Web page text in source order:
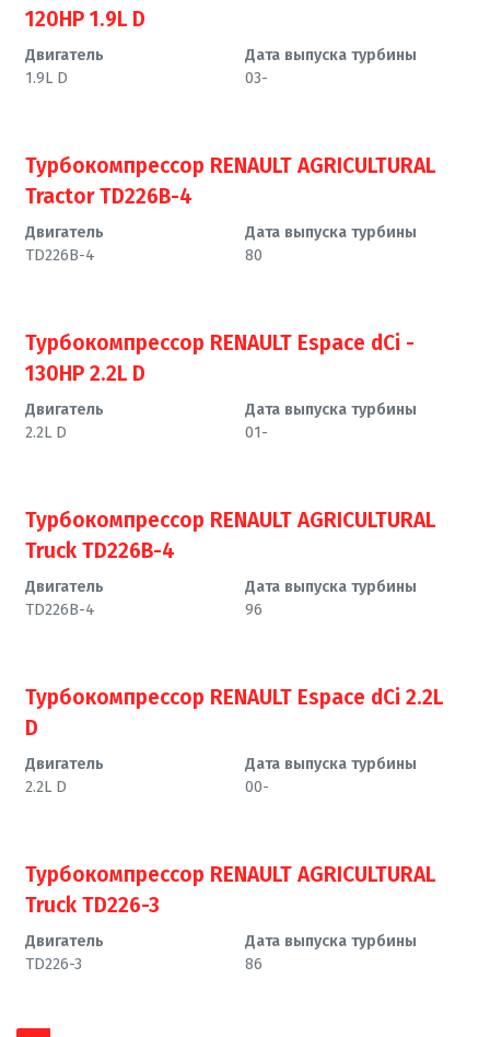
120HP 1.9L D
Двигатель
1.9L D
Дата выпуска турбины
03-
Турбокомпрессор RENAULT AGRICULTURAL
Tractor TD226B-4
Двигатель
TD226B-4
Дата выпуска турбины
80
Турбокомпрессор RENAULT Espace dCi -
130HP 2.2L D
Двигатель
2.2L D
Дата выпуска турбины
01-
Турбокомпрессор RENAULT AGRICULTURAL
Truck TD226B-4
Двигатель
TD226B-4
Дата выпуска турбины
96
Турбокомпрессор RENAULT Espace dCi 2.2L
D
Двигатель
2.2L D
Дата выпуска турбины
00-
Турбокомпрессор RENAULT AGRICULTURAL
Truck TD226-3
Двигатель
TD226-3
Дата выпуска турбины
86